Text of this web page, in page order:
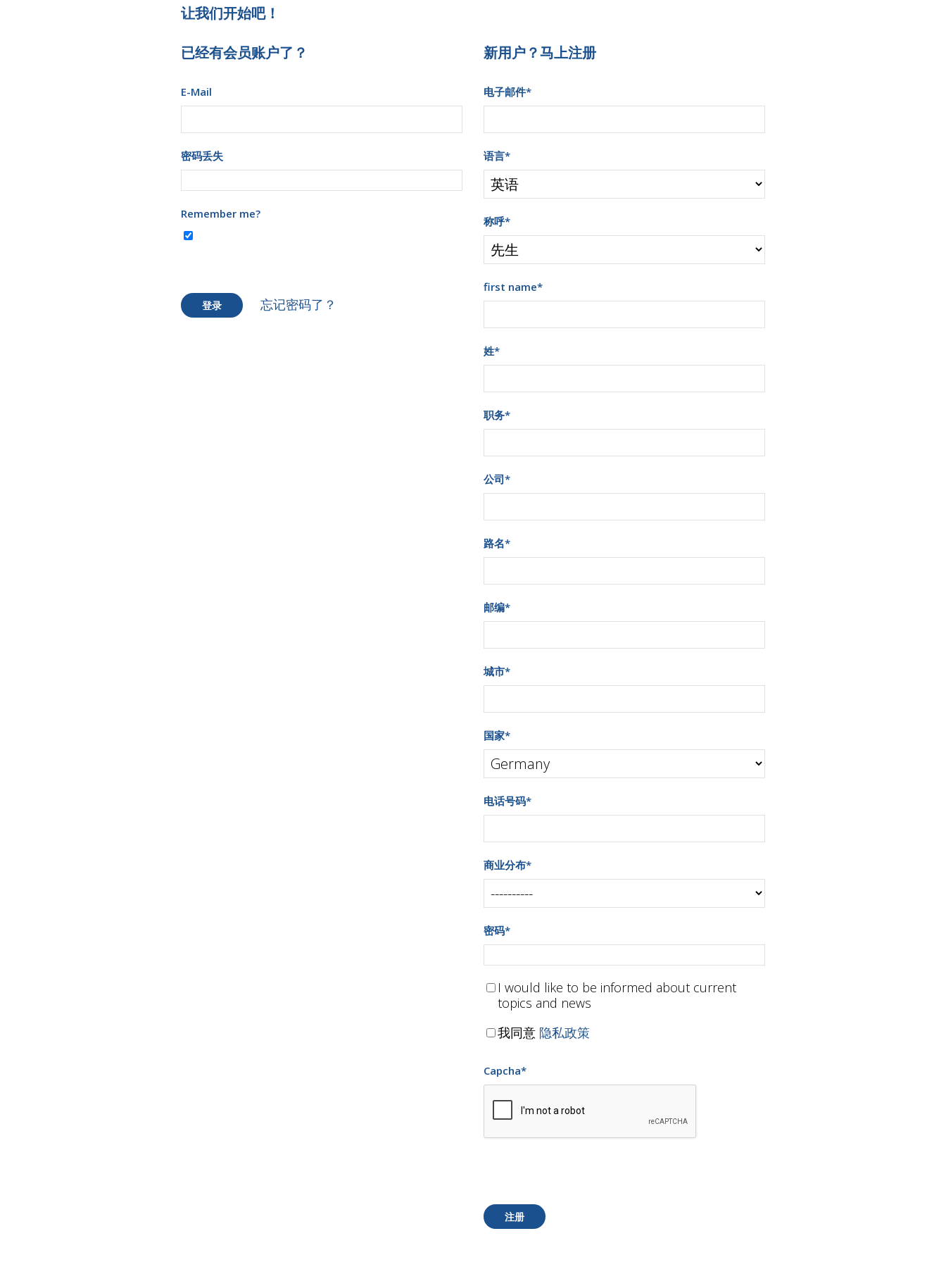
让我们开始吧！
已经有会员账户了？
E-Mail
密码丢失
Remember me?
登录 忘记密码了？
新用户？马上注册
电子邮件*
语言*
称呼*
first name*
姓*
职务*
公司*
路名*
邮编*
城市*
国家*
电话号码*
商业分布*
密码*
I would like to be informed about current
topics and news
我同意 隐私政策
Capcha*
注册